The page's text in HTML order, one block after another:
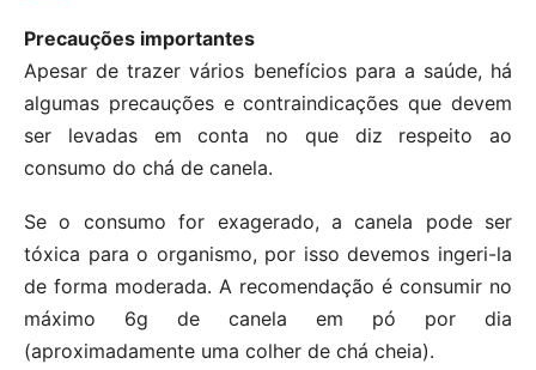
Precauções importantes
Apesar de trazer vários benefícios para a saúde, há
algumas precauções e contraindicações que devem
ser levadas em conta no que diz respeito ao
consumo do chá de canela.
Se o consumo for exagerado, a canela pode ser
tóxica para o organismo, por isso devemos ingeri-la
de forma moderada. A recomendação é consumir no
máximo 6g de canela em pó por dia
(aproximadamente uma colher de chá cheia).